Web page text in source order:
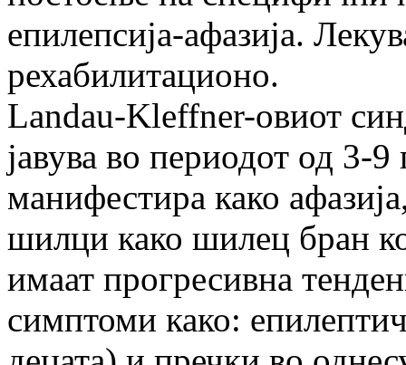
епилепсија-афазија.
рехабилитационо.
Landau-Kleffner-овиот
јавува во периодот од 3-
манифестира како
шилци како шилец бран
имаат прогресивна
симптоми како: